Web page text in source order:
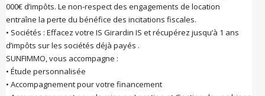
000€ d’impôts. Le non-respect des engagements de location
entraîne la perte du bénéfice des incitations fiscales.
• Sociétés : Effacez votre IS Girardin IS et récupérez jusqu’à 1 ans
d’impôts sur les sociétés déjà payés .
SUNFIMMO, vous accompagne :
• Étude personnalisée
• Accompagnement pour votre financement